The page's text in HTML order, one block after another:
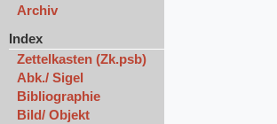
Archiv
Index
Zettelkasten (Zk.psb)
Abk./ Sigel
Bibliographie
Bild/ Objekt